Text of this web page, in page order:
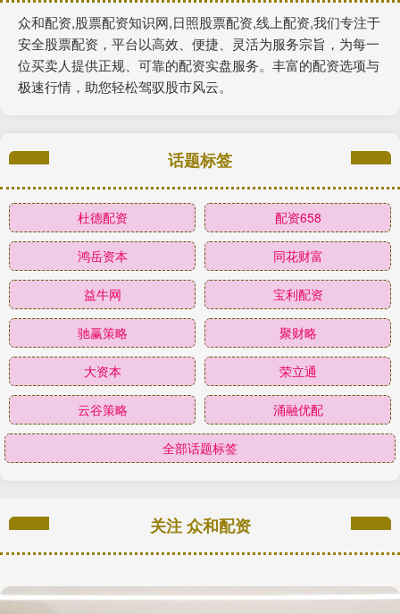
众和配资,股票配资知识网,日照股票配资,线上配资,我们专注于
安全股票配资，平台以高效、便捷、灵活为服务宗旨，为每一
位买卖人提供正规、可靠的配资实盘服务。丰富的配资选项与
极速行情，助您轻松驾驭股市风云。
话题标签
杜德配资 配资658
鸿岳资本 同花财富
益牛网 宝利配资
驰赢策略 聚财略
大资本 荣立通
云谷策略 涌融优配
全部话题标签
关注 众和配资